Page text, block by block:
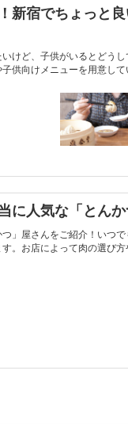
新宿でちょっと
けど、子供がいるとどう
供向けメニューを用意し
に人気な「とんか
」屋さんをご紹介！いつ
。お店によって肉の選び